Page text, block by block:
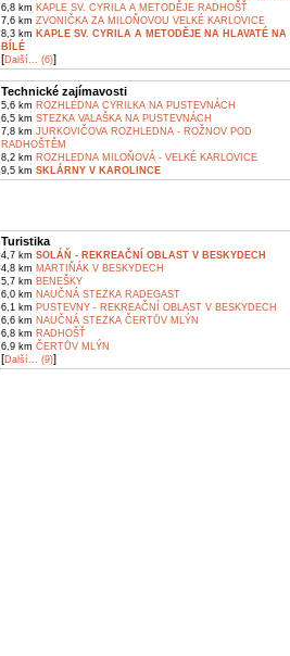
6,8 km KAPLE SV. CYRILA A METODĚJE RADHOŠŤ
7,6 km ZVONIČKA ZA MILOŇOVOU VELKÉ KARLOVICE
8,3 km KAPLE SV. CYRILA A METODĚJE NA HLAVATÉ NA
BÍLÉ
[Další... (6)]
Technické zajímavosti
5,6 km ROZHLEDNA CYRILKA NA PUSTEVNÁCH
6,5 km STEZKA VALAŠKA NA PUSTEVNÁCH
7,8 km JURKOVIČOVA ROZHLEDNA - ROŽNOV POD
RADHOŠTĚM
8,2 km ROZHLEDNA MILOŇOVÁ - VELKÉ KARLOVICE
9,5 km SKLÁRNY V KAROLINCE
Turistika
4,7 km SOLÁŇ - REKREAČNÍ OBLAST V BESKYDECH
4,8 km MARTIŇÁK V BESKYDECH
5,7 km BENEŠKY
6,0 km NAUČNÁ STEZKA RADEGAST
6,1 km PUSTEVNY - REKREAČNÍ OBLAST V BESKYDECH
6,6 km NAUČNÁ STEZKA ČERTŮV MLÝN
6,8 km RADHOŠŤ
6,9 km ČERTŮV MLÝN
[Další... (9)]